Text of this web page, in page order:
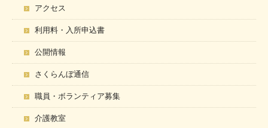
アクセス
利用料・入所申込書
公開情報
さくらんぼ通信
職員・ボランティア募集
介護教室